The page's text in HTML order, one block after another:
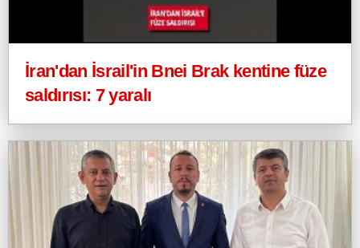
İran'dan İsrail'in Bnei Brak kentine füze
saldırısı: 7 yaralı